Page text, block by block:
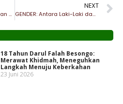
Insan Kamil sebagai Tujuan Akhir
NEXT
GENDER: Antara Laki-Laki dan Perempuan
18 Tahun Darul Falah Besongo:
Merawat Khidmah, Meneguhkan
Langkah Menuju Keberkahan
23 Juni 2026